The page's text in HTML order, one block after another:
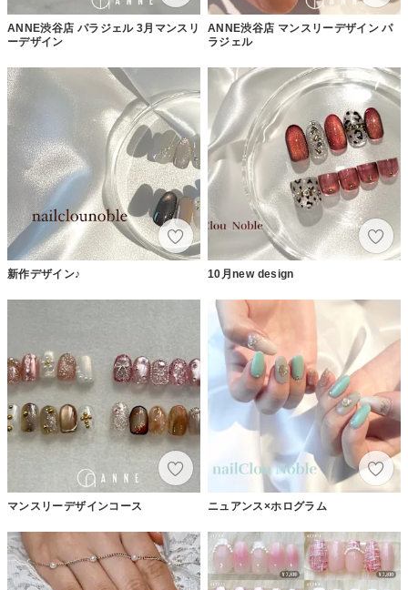
ANNE渋谷店 パラジェル 3月マンスリ
ーデザイン
ANNE渋谷店 マンスリーデザイン パ
ラジェル
新作デザイン♪ 10月new design
マンスリーデザインコース ニュアンス×ホログラム